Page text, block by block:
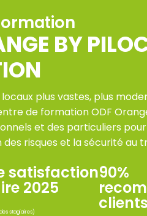
BY
plus vastes, plus
de formation ODF
et des particuliers
risques et la sécurité au
satisfaction
2025
des stagiaires)
90%